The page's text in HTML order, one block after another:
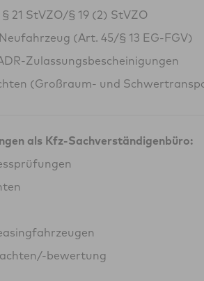
21 StVZO/§ 19 (2) StVZO
(Art. 45/§ 13 EG-FGV)
Zulassungsbescheinigungen
(Großraum- und
als Kfz-Sachverständigenbüro:
bewertung